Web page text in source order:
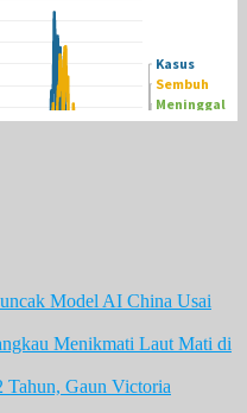
Model AI China Usai
Menikmati Laut Mati di
Gaun Victoria